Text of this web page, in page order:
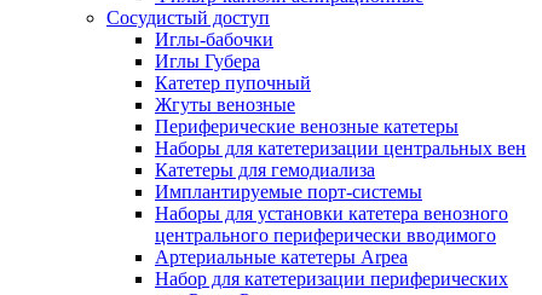
Сосудистый доступ
Иглы-бабочки
Иглы Губера
Катетер пупочный
Жгуты венозные
Периферические венозные катетеры
Наборы для катетеризации центральных вен
Катетеры для гемодиализа
Имплантируемые порт‑системы
Наборы для установки катетера венозного
центрального периферически вводимого
Артериальные катетеры Arpea
Набор для катетеризации периферических